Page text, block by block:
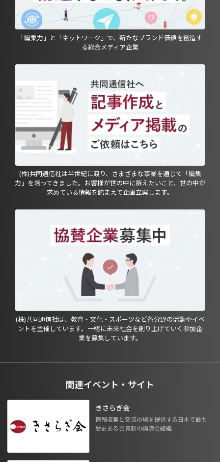
「編集力」と「ネットワーク」で、新たなブランド価値を創造す
る総合メディア企業
(株)共同通信社は半世紀に渡り、さまざまな事業を通じて「編集
力」を培ってきました。お客様が世の中に訴えたいこと、世の中が
求めている情報を踏まえて企画立案します。
(株)共同通信社は、教育・文化・スポーツなど各分野の活動やイベ
ントを主催しています。一緒に未来社会を創り上げていく参加企
業を募集しています。
関連イベント・サイト
きさらぎ会
情報収集と交流の場を提供する日本で最も
歴史ある会員制の講演会組織